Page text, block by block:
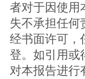
者对于因使用
失不承担任何
经书面许可，
登。如引用或
对本报告进行